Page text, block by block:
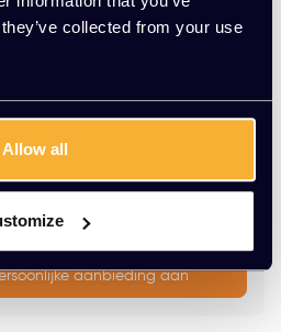
collected from your use
Allow all
+
aan winkelwagen
aanbieding aan